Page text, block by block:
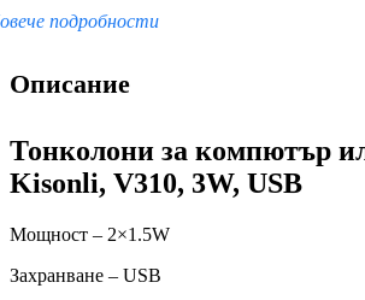
подробности
Описание
Тонколони за компютър
Kisonli, V310, 3W, USB
Мощност – 2×1.5W
Захранване – USB